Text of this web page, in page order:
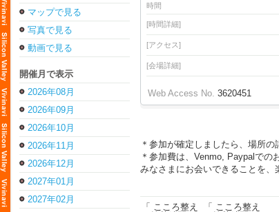
マップで見る
写真で見る
動画で見る
開催月で表示
2026年08月
2026年09月
2026年10月
2026年11月
2026年12月
2027年01月
2027年02月
時間
[時間詳細]
[アクセス]
[会場詳細]
Web Access No. 3620451
＊参加が確定しましたら、場所の
＊参加費は、Venmo, Paypalでの
みなさまにお会いできることを、